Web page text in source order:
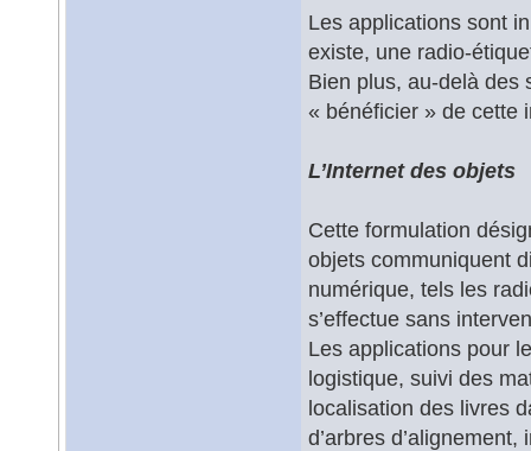
Les applications sont
existe, une radio-
Bien plus, au-delà des
« bénéficier » de cette
L’Internet des objets
Cette formulation
objets communiquent
numérique, tels les
s’effectue sans
Les applications pour
logistique, suivi des
localisation des livres
d’arbres